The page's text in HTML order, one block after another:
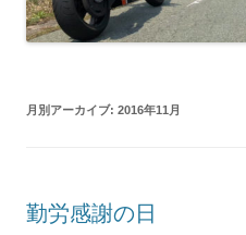
月別アーカイブ: 2016年11月
勤労感謝の日